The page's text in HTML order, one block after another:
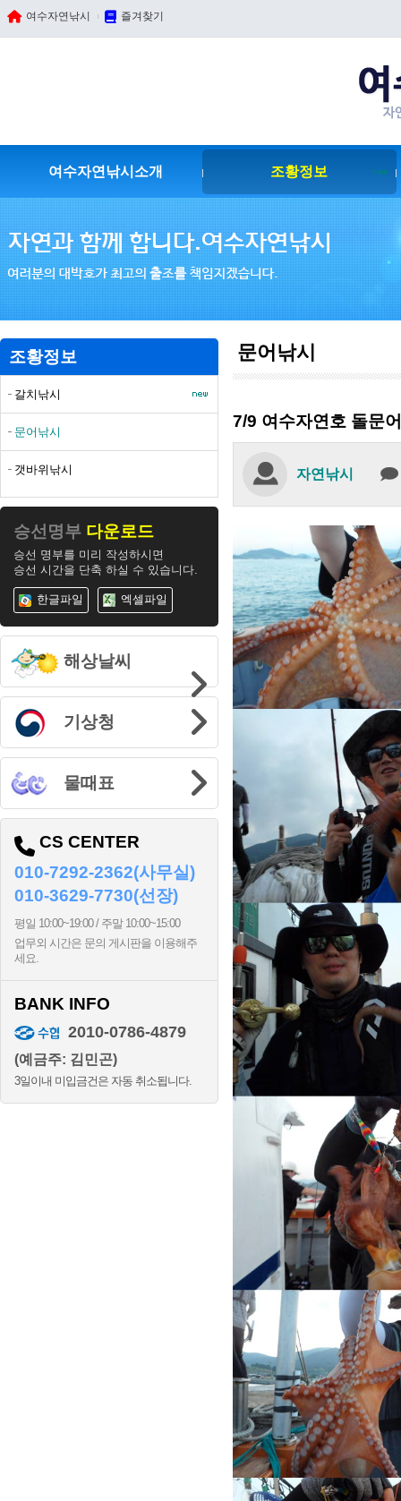
여수자연낚시 즐겨찾기
여수자연낚시소개 조황정보
문어낚시
조황정보
갈치낚시
문어낚시
갯바위낚시
승선 명부를 미리 작성하시면
승선 시간을 단축 하실 수 있습니다.
한글파일 엑셀파일
해상날씨
기상청
물때표
CS CENTER
010-7292-2362(사무실)
010-3629-7730(선장)
평일 10:00~19:00 / 주말 10:00~15:00
업무외 시간은 문의 게시판을 이용해주
세요.
BANK INFO
2010-0786-4879
(예금주: 김민곤)
3일이내 미입금건은 자동 취소됩니다.
7/9 여수자연호 돌문
자연낚시